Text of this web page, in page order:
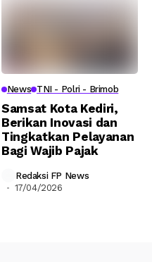
News TNI - Polri - Brimob
Samsat Kota Kediri,
Berikan Inovasi dan
Tingkatkan Pelayanan
Bagi Wajib Pajak
Redaksi FP News
17/04/2026